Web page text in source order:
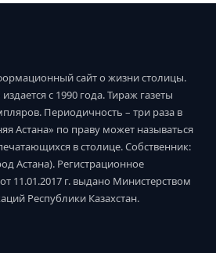
сайт о жизни столицы.
с 1990 года. Тираж газеты
Периодичность – три раза в
Астана» по праву может называться
в столице. Собственник:
Астана). Регистрационное
11.01.2017 г. выдано Министерством
Республики Казахстан.